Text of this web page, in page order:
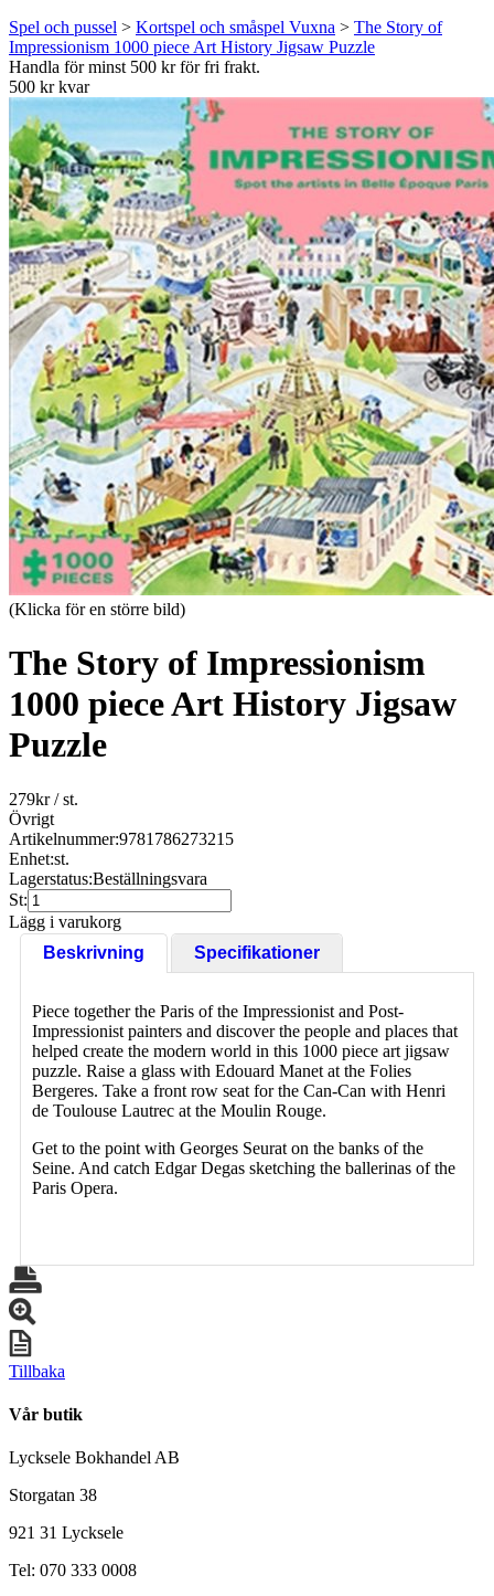
Spel och pussel > Kortspel och småspel Vuxna > The Story of
Impressionism 1000 piece Art History Jigsaw Puzzle
Handla för minst 500 kr för fri frakt.
500 kr kvar
(Klicka för en större bild)
The Story of Impressionism
1000 piece Art History Jigsaw
Puzzle
279kr/ st.
Övrigt
Artikelnummer:9781786273215
Enhet:st.
Lagerstatus:Beställningsvara
St:
Lägg i varukorg
Beskrivning
Specifikationer
Piece together the Paris of the Impressionist and Post-
Impressionist painters and discover the people and places that
helped create the modern world in this 1000 piece art jigsaw
puzzle. Raise a glass with Edouard Manet at the Folies
Bergeres. Take a front row seat for the Can-Can with Henri
de Toulouse Lautrec at the Moulin Rouge.
Get to the point with Georges Seurat on the banks of the
Seine. And catch Edgar Degas sketching the ballerinas of the
Paris Opera.
Tillbaka
Vår butik
Lycksele Bokhandel AB
Storgatan 38
921 31 Lycksele
Tel: 070 333 0008